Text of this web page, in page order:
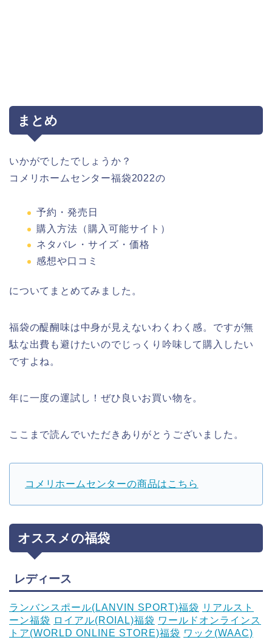
まとめ
いかがでしたでしょうか？
コメリホームセンター福袋2022の
予約・発売日
購入方法（購入可能サイト）
ネタバレ・サイズ・価格
感想や口コミ
についてまとめてみました。
福袋の醍醐味は中身が見えないわくわく感。ですが無
駄な出費も避けたいのでじっくり吟味して購入したい
ですよね。
年に一度の運試し！ぜひ良いお買い物を。
ここまで読んでいただきありがとうございました。
コメリホームセンターの商品はこちら
オススメの福袋
レディース
ランバンスポール(LANVIN SPORT)福袋 リアルスト
ーン福袋 ロイアル(ROIAL)福袋 ワールドオンラインス
トア(WORLD ONLINE STORE)福袋 ワック(WAAC)